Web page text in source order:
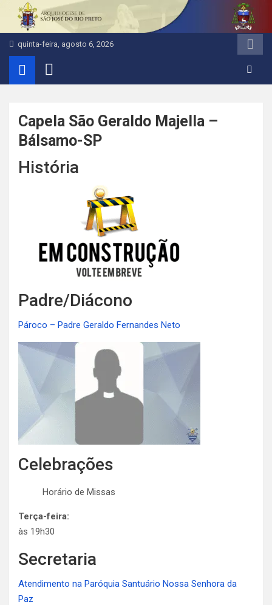
Pular
conteúdo
quinta-feira, agosto 6, 2026
Capela São Geraldo Majella –
Bálsamo-SP
História
Padre/Diácono
Pároco – Padre Geraldo Fernandes Neto
Celebrações
Horário de Missas
Terça-feira:
às 19h30
Secretaria
Atendimento na Paróquia Santuário Nossa Senhora da
Paz